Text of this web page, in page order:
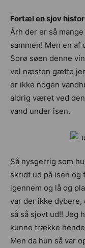
Fortæl en sjov
Årh der er så
sammen! Men en
Sorø søen denne
vel næsten gætte jer
er ikke nogen
aldrig været ved
vand under isen.
Så nysgerrig som
skridt ud på isen og
igennem og lå og
var der ikke dybere,
så så sjovt ud!! Jeg
kunne trække
Men da hun så var